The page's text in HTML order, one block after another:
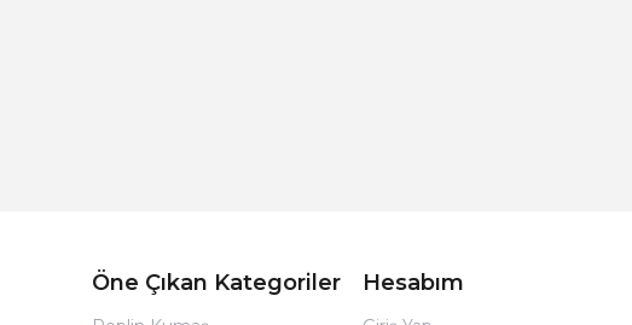
Öne Çıkan Kategoriler Hesabım